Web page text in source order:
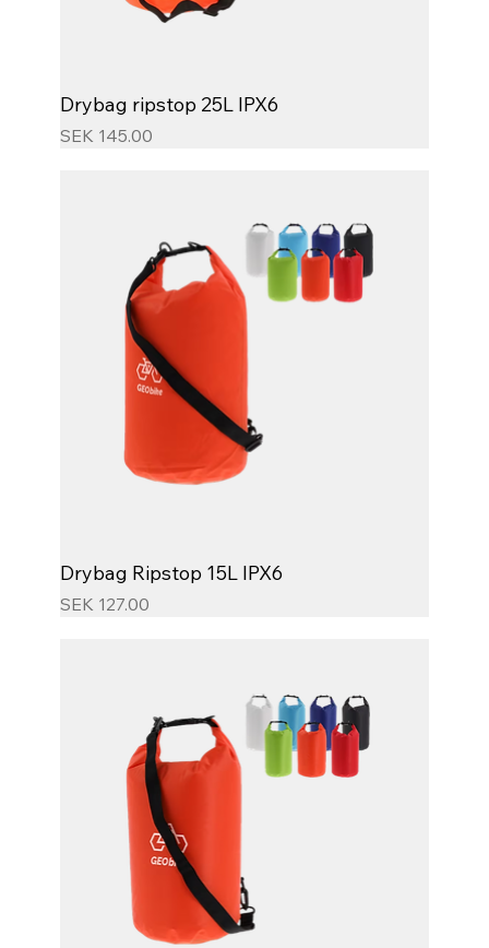
Drybag ripstop 25L IPX6
Price
SEK 145.00
Drybag Ripstop 15L IPX6
Price
SEK 127.00